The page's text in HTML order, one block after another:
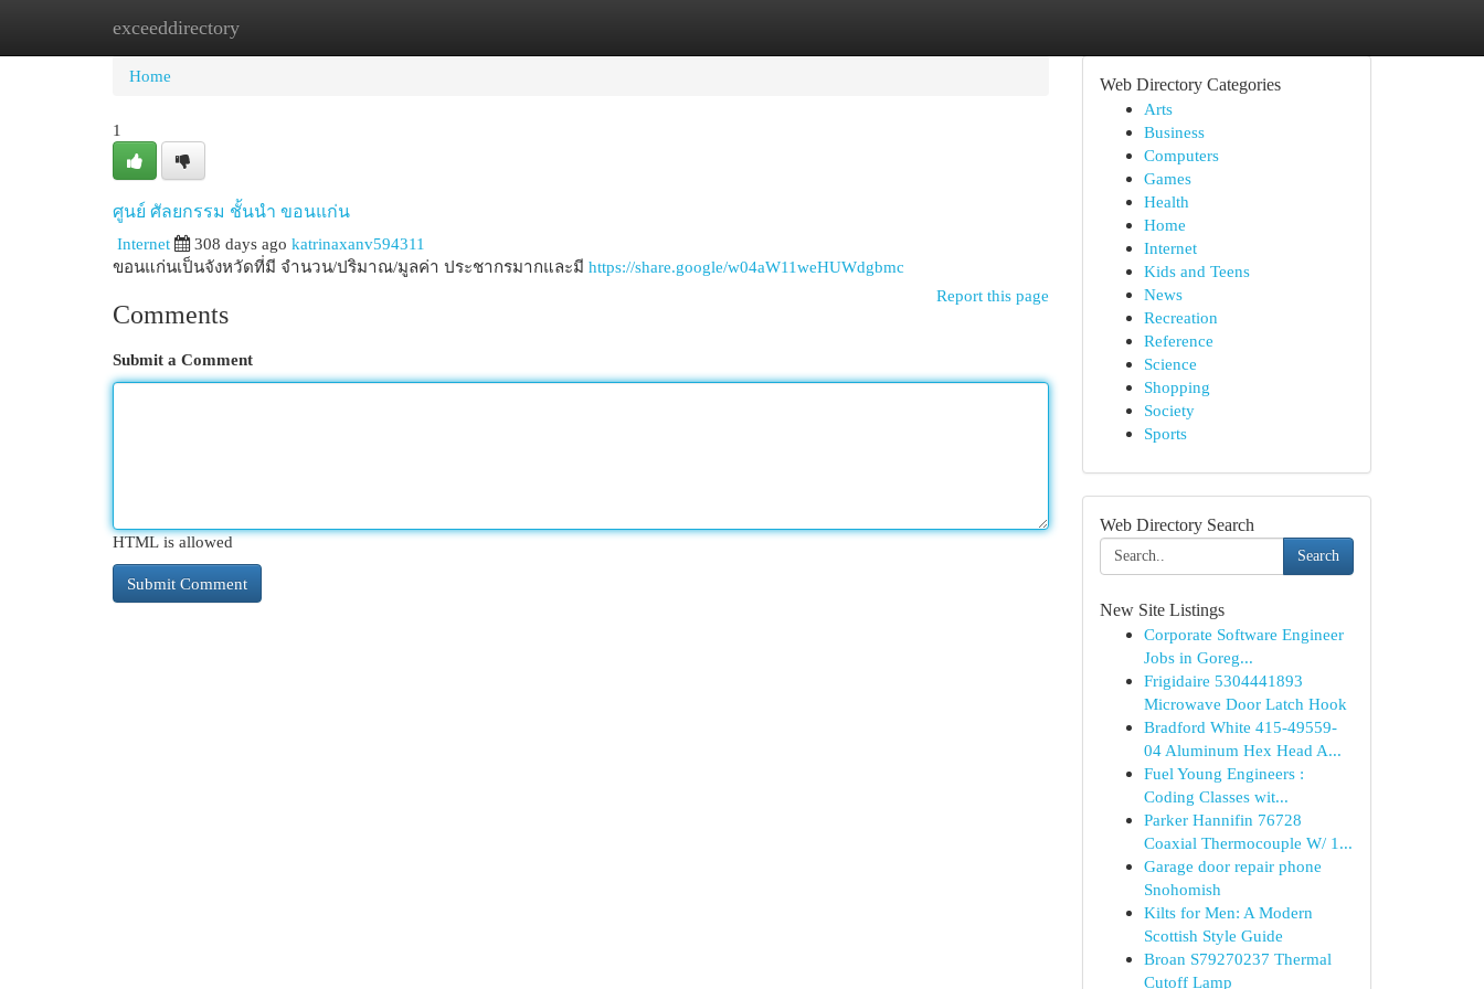
exceeddirectory
Home New Site Listings
Home
1
ศูนย์ ศัลยกรรม ชั้นนำ ขอนแก่น
Internet
308 days ago katrinaxanv594311
ขอนแก่นเป็นจังหวัดที่มี จำนวน/ปริมาณ/มูลค่า ประชากรมากและมี https://share.google/w04aW11weHUWdgbmc
Report this page
Comments
Submit a Comment
HTML is allowed
Web Directory Categories
Arts
Business
Computers
Games
Health
Home
Internet
Kids and Teens
News
Recreation
Reference
Science
Shopping
Society
Sports
Web Directory Search
Search
New Site Listings
Corporate Software Engineer
Jobs in Goreg...
Frigidaire 5304441893
Microwave Door Latch Hook
Bradford White 415-49559-
04 Aluminum Hex Head A...
Fuel Young Engineers :
Coding Classes wit...
Parker Hannifin 76728
Coaxial Thermocouple W/ 1...
Garage door repair phone
Snohomish
Kilts for Men: A Modern
Scottish Style Guide
Broan S79270237 Thermal
Cutoff Lamp